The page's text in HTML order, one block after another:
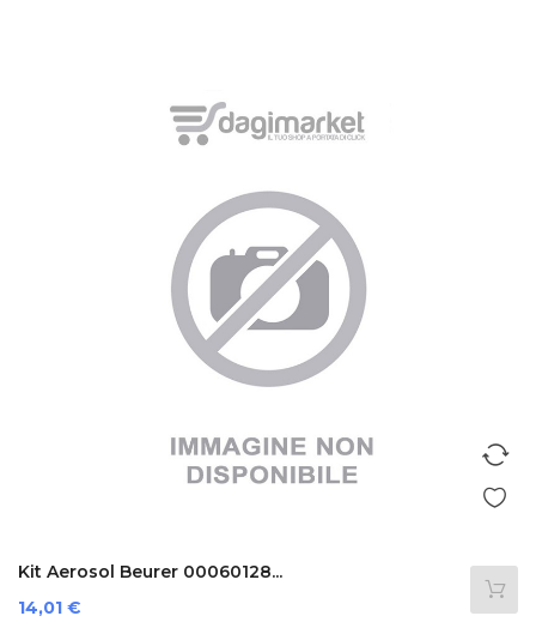
Kit Aerosol Beurer 00060128...
Prezzo
14,01 €